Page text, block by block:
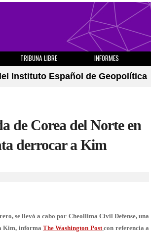
TRIBUNA LIBRE INFORMES
Instituto Español de Geopolítica
de Corea del Norte en
derrocar a Kim
se llevó a cabo por Cheollima Civil Defense, una
Kim, informa The Washington Post con referencia a